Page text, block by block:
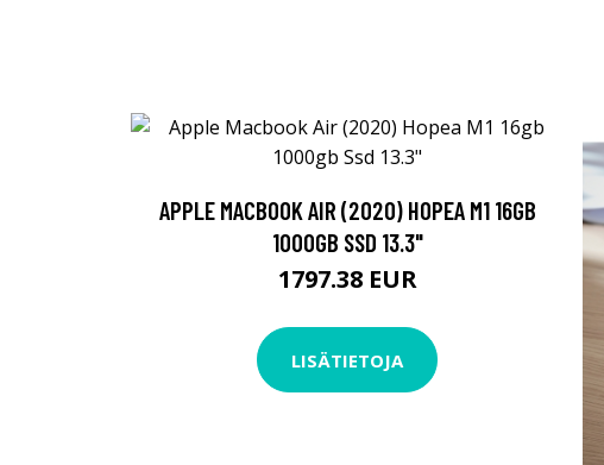
APPLE MACBOOK AIR (2020) HOPEA M1 16GB
1000GB SSD 13.3"
1797.38 EUR
LISÄTIETOJA